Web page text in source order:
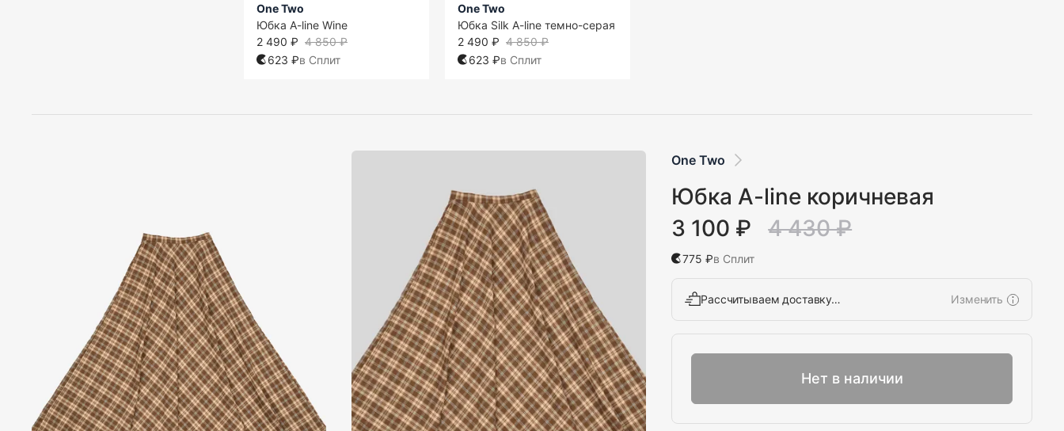
One Two
Юбка A-line Wine
4 850 ₽
2 490 ₽
623 ₽в Сплит
One Two
Юбка Silk A-line темно-серая
4 850 ₽
2 490 ₽
623 ₽в Сплит
One Two
Юбка A-line коричневая
3 100 ₽
4 430 ₽
775 ₽в Сплит
Рассчитываем доставку… Изменить
Нет в наличии